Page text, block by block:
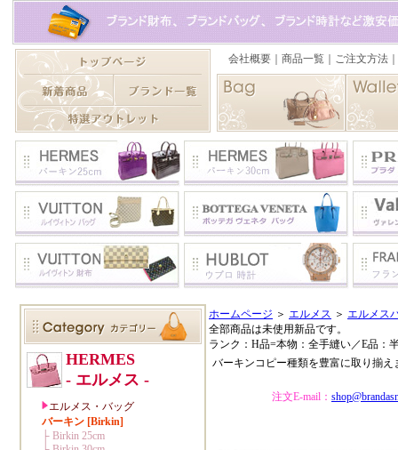
ホームページ ＞ エルメス ＞ エルメス
全部商品は未使用新品です。
ランク：H品=本物：全手縫い／E品：
バーキンコピー種類を豊富に取り揃
注文E-mail：